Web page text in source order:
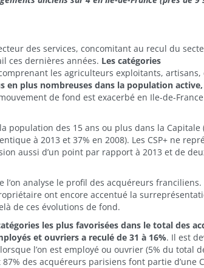
des services, concomitant au recul du
ces dernières années. Les catégories
comprenant les agriculteurs exploitants, artisans,
en plus nombreuses dans la population
de fond est exacerbé en Ile-de-
population des 15 ans ou plus dans la Capitale
à 2013 et 37% en 2008). Les CSP+ ne
aussi d’un point par rapport à 2013 et de
analyse le profil des acquéreurs franciliens.
ont encore accentué la
de ces évolutions de fond.
les plus favorisées dans le total des
et ouvriers a reculé de 31 à 16%. Il est
l’on est employé ou ouvrier (5% du total
des acquéreurs parisiens font partie d’une